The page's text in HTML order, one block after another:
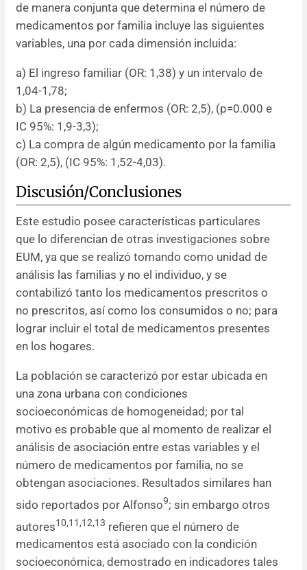
de manera conjunta que determina el número de
medicamentos por familia incluye las siguientes
variables, una por cada dimensión incluida:
a) El ingreso familiar (OR: 1,38) y un intervalo de
1,04-1,78;
b) La presencia de enfermos (OR: 2,5), (p=0.000 e
IC 95%: 1,9-3,3);
c) La compra de algún medicamento por la familia
(OR: 2,5), (IC 95%: 1,52-4,03).
Discusión/Conclusiones
Este estudio posee características particulares
que lo diferencian de otras investigaciones sobre
EUM, ya que se realizó tomando como unidad de
análisis las familias y no el individuo, y se
contabilizó tanto los medicamentos prescritos o
no prescritos, así como los consumidos o no; para
lograr incluir el total de medicamentos presentes
en los hogares.
La población se caracterizó por estar ubicada en
una zona urbana con condiciones
socioeconómicas de homogeneidad; por tal
motivo es probable que al momento de realizar el
análisis de asociación entre estas variables y el
número de medicamentos por familia, no se
obtengan asociaciones. Resultados similares han
sido reportados por Alfonso9; sin embargo otros
autores10,11,12,13 refieren que el número de
medicamentos está asociado con la condición
socioeconómica, demostrado en indicadores tales